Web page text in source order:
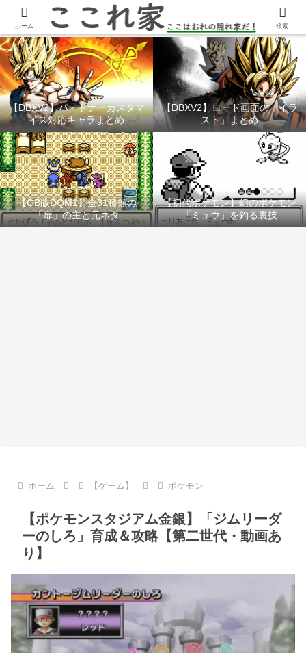
YouTubeチャンネル「ここれ家」
【DBXV2】パートナーカスタマ
イズ対応キャラまとめ
【DBXV2】ロード画面の「イラ
スト」まとめ
【GB版DQM1】全31種類の
「扉」の主と元ネタ
【初代ポケモン】幻のポケモン
「ミュウ」を釣る裏技
ホーム 【ゲーム】 ポケモン
【ポケモンスタジアム金銀】「ジムリーダ
ーのしろ」育成＆攻略【第二世代・動画あ
り】
ホーム 検索